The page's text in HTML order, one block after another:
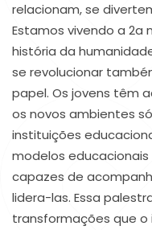
relacionam, se
Estamos vivendo a 2a
história da
se revolucionar
papel. Os jovens têm
os novos ambientes
instituições
modelos
capazes de
lidera-las. Essa
transformações que